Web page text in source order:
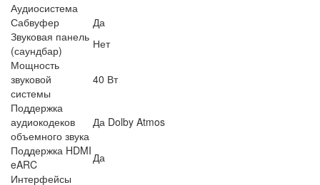
Аудиосистема
Сабвуфер
Да
Звуковая панель
(саундбар)
Нет
Мощность
звуковой
системы
40 Вт
Поддержка
аудиокодеков
объемного звука
Да Dolby Atmos
Поддержка HDMI
eARC
Да
Интерфейсы